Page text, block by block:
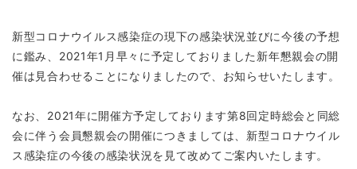
新型コロナウイルス感染症の現下の感染状況並びに今後の予想
に鑑み、2021年1月早々に予定しておりました新年懇親会の開
催は見合わせることになりましたので、お知らせいたします。
なお、2021年に開催方予定しております第8回定時総会と同総
会に伴う会員懇親会の開催につきましては、新型コロナウイル
ス感染症の今後の感染状況を見て改めてご案内いたします。